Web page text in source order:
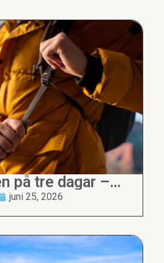
på tre dagar –
reseguiden
juni 25, 2026